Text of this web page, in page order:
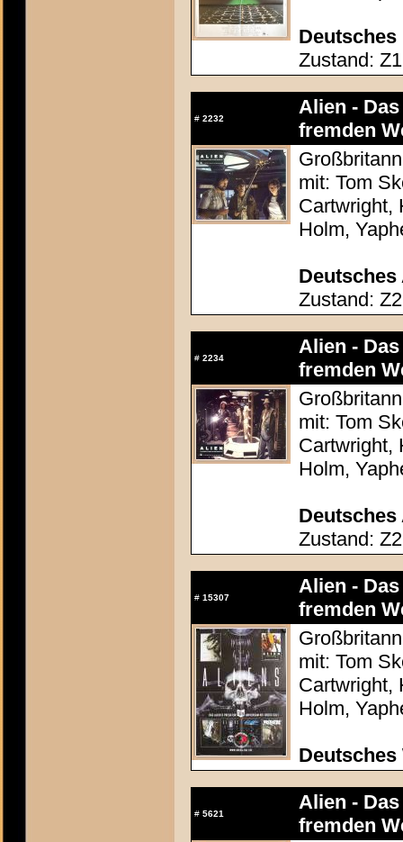
Deutsches
Zustand:
# 2232
Alien -
fremden
mit: Tom
Cartwright,
Holm,
Deutsches
Zustand: Z2
# 2234
Alien -
fremden
mit: Tom
Cartwright,
Holm,
Deutsches
Zustand: Z2
# 15307
Alien -
fremden
mit: Tom
Cartwright,
Holm,
Deutsches
# 5621
Alien -
fremden